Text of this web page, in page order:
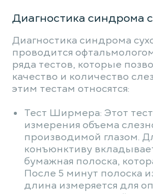
Диагностика синдрома
Диагностика синдрома
проводится
ряда тестов, которые
качество и количество
этим тестам относятся:
Тест Ширмера: Этот
измерения объема
производимой глазом.
конъюнктиву
бумажная полоска,
После 5 минут полоска
длина измеряется для